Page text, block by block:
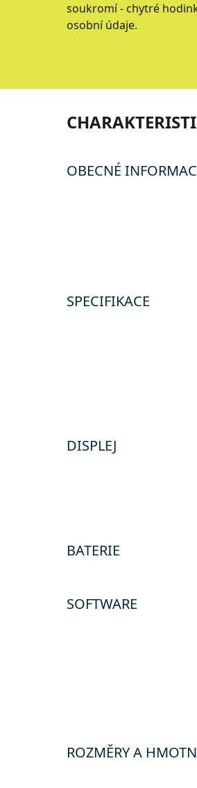
soukromí - chytré
osobní údaje.
OBECNÉ
SPECIFIKACE
DISPLEJ
BATERIE
SOFTWARE
ROZMĚRY A